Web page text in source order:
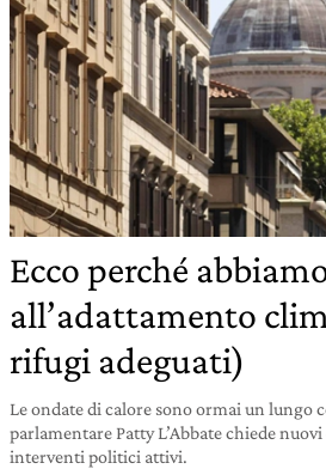
Ecco perché
all’adattamento
rifugi adeguati)
Le ondate di calore sono ormai un lungo
parlamentare Patty L’Abbate chiede
interventi politici attivi.